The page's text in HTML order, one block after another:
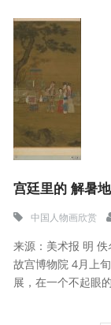
宫廷里的 解暑
中国人物画欣赏
来源：美术报 明
故宫博物院 4月上
展，在一个不起眼